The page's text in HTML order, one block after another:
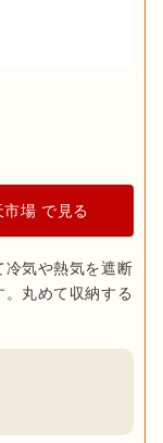
市場 で見る
冷気や熱気を遮断
丸めて収納する